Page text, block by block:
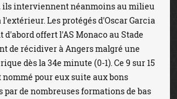
interviennent néanmoins au milieu
l'extérieur. Les protégés d'Oscar Garcia
offert l'AS Monaco au Stade
de récidiver à Angers malgré une
dès la 34e minute (0-1). Ce 9 sur 15
pour eux suite aux bons
par de nombreuses formations de bas